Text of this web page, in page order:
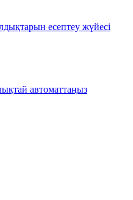
есептеу жүйесі
автоматтаңыз